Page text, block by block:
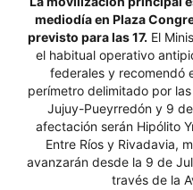
mediodía en Plaza
previsto para las 17. El
el habitual operativo
federales y recomendó
perímetro delimitado por
Jujuy-Pueyrredón y 9
afectación serán Hipólito
Entre Ríos y Rivadavia,
avanzarán desde la 9 de
través de la